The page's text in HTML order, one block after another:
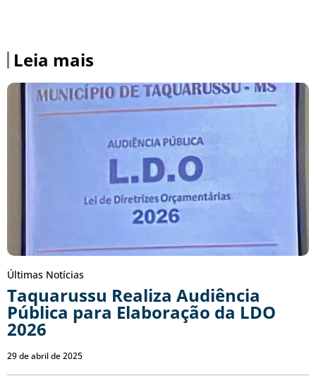
Leia mais
Últimas Notícias
Taquarussu Realiza Audiência
Pública para Elaboração da LDO
2026
29 de abril de 2025